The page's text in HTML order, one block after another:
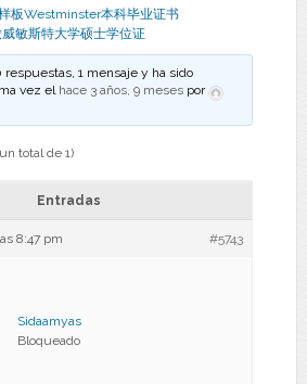
板Westminster本科毕业证书
敏斯特大学硕士学位证
1 mensaje y ha sido
vez el hace 3 años, 9 meses por
total de 1)
Entradas
8:47 pm #5743
Sidaamyas
Bloqueado